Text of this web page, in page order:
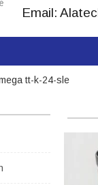
Email:
tt-k-24-sle